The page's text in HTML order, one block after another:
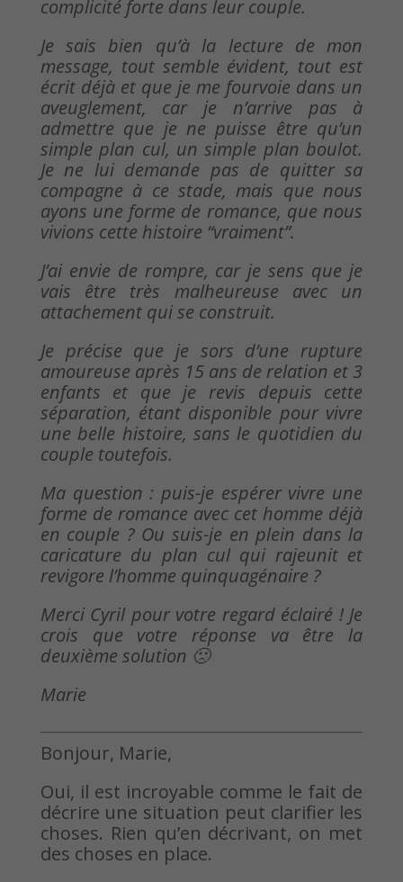
complicité forte dans leur couple.
Je sais bien qu’à la lecture de mon
message, tout semble évident, tout est
écrit déjà et que je me fourvoie dans un
aveuglement, car je n’arrive pas à
admettre que je ne puisse être qu’un
simple plan cul, un simple plan boulot.
Je ne lui demande pas de quitter sa
compagne à ce stade, mais que nous
ayons une forme de romance, que nous
vivions cette histoire “vraiment”.
J’ai envie de rompre, car je sens que je
vais être très malheureuse avec un
attachement qui se construit.
Je précise que je sors d’une rupture
amoureuse après 15 ans de relation et 3
enfants et que je revis depuis cette
séparation, étant disponible pour vivre
une belle histoire, sans le quotidien du
couple toutefois.
Ma question : puis-je espérer vivre une
forme de romance avec cet homme déjà
en couple ? Ou suis-je en plein dans la
caricature du plan cul qui rajeunit et
revigore l’homme quinquagénaire ?
Merci Cyril pour votre regard éclairé ! Je
crois que votre réponse va être la
deuxième solution 🙁
Marie
Bonjour, Marie,
Oui, il est incroyable comme le fait de
décrire une situation peut clarifier les
choses. Rien qu’en décrivant, on met
des choses en place.